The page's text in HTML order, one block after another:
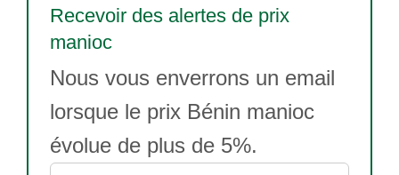
Recevoir des alertes de prix
manioc
Nous vous enverrons un email
lorsque le prix Bénin manioc
évolue de plus de 5%.